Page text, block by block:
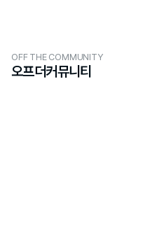
OFF THE COMMUNITY
오프더커뮤니티